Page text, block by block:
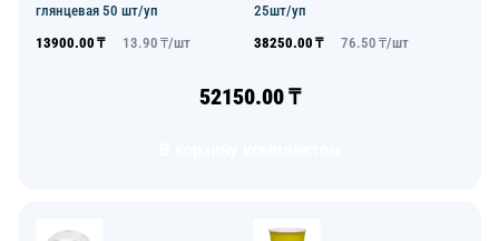
глянцевая 50 шт/уп
13900.00 ₸ 13.90 ₸/шт
25шт/уп
38250.00 ₸ 76.50 ₸/шт
52150.00₸